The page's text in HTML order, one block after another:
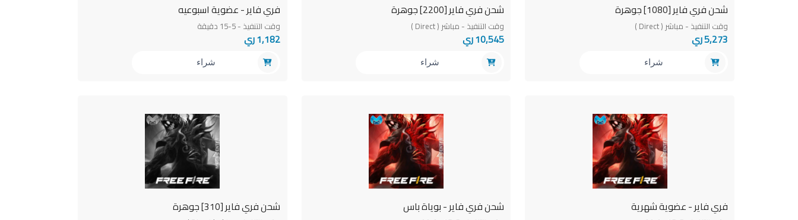
شحن فري فاير [1080] جوهرة
وقت التنفيذ - مباشر ( Direct )
5,273 ري
شراء
شحن فري فاير [2200] جوهرة
وقت التنفيذ - مباشر ( Direct )
10,545 ري
شراء
فري فاير - عضوية اسبوعيه
وقت التنفيذ - 5-15 دقيقة
1,182 ري
شراء
فري فاير - عضوية شهرية شحن فري فاير - بوياة باس شحن فري فاير [310] جوهرة